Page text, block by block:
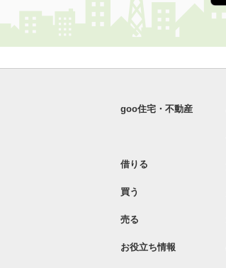
goo住宅・不動産
借りる
買う
売る
お役立ち情報